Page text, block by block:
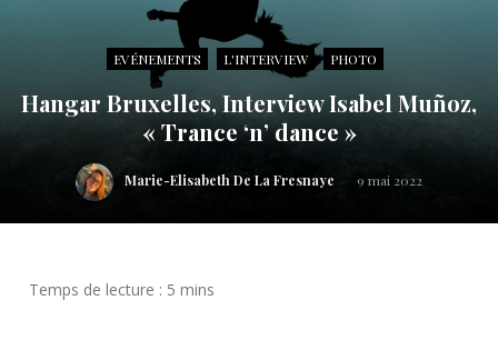
EVÉNEMENTS L'INTERVIEW PHOTO
Hangar Bruxelles, Interview Isabel Muñoz,
« Trance ‘n’ dance »
Marie-Elisabeth De La Fresnaye 9 mai 2022